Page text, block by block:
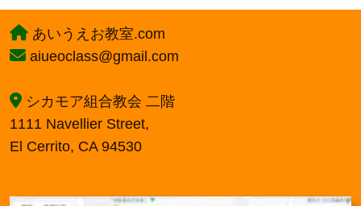
あいうえお教室.com
aiueoclass@gmail.com
シカモア組合教会 二階
1111 Navellier Street,
El Cerrito, CA 94530